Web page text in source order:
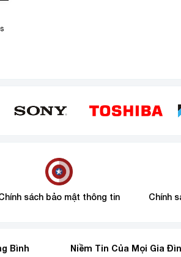
sách bảo mật thông tin Chính
Bình Niềm Tin Của Mọi Gia